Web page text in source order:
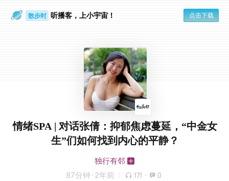
散步时 听播客，上小宇宙！ 点击下载
情绪SPA | 对话张倩：抑郁焦虑蔓延，“中金女
生”们如何找到内心的平静？
独行有邻
87分钟 · 2年前 171 · 0